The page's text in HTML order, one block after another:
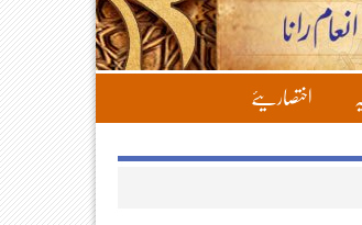
اختصاریئے